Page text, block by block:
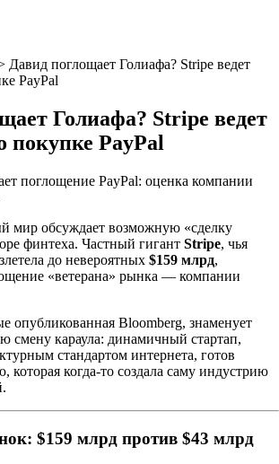
Давид поглощает Голиафа? Stripe ведет
PayPal
Голиафа? Stripe ведет
покупке PayPal
мир обсуждает возможную «сделку
финтеха. Частный гигант Stripe, чья
до невероятных $159 млрд,
«ветерана» рынка — компании
опубликованная Bloomberg, знаменует
смену караула: динамичный стартап,
стандартом интернета, готов
которая когда-то создала саму индустрию
$159 млрд против $43 млрд